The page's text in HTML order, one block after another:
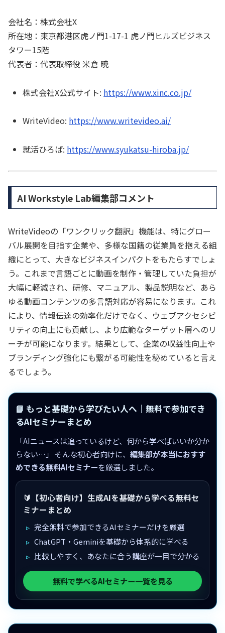
会社名：株式会社X
所在地：東京都港区虎ノ門1-17-1 虎ノ門ヒルズビジネス
タワー15階
代表者：代表取締役 米倉 暁
株式会社X公式サイト: https://www.xinc.co.jp/
WriteVideo: https://www.writevideo.ai/
就活ひろば: https://www.syukatsu-hiroba.jp/
AI Workstyle Lab編集部コメント
WriteVideoの「ワンクリック翻訳」機能は、特にグロー
バル展開を目指す企業や、多様な国籍の従業員を抱える組
織にとって、大きなビジネスインパクトをもたらすでしょ
う。これまで言語ごとに動画を制作・管理していた負担が
大幅に軽減され、研修、マニュアル、製品説明など、あら
ゆる動画コンテンツの多言語対応が容易になります。これ
により、情報伝達の効率化だけでなく、ウェブアクセシビ
リティの向上にも貢献し、より広範なターゲット層へのリ
ーチが可能になります。結果として、企業の収益性向上や
ブランディング強化にも繋がる可能性を秘めていると言え
るでしょう。
📘 もっと基礎から学びたい人へ｜無料で参加でき
るAIセミナーまとめ
「AIニュースは追っているけど、何から学べばいいか分か
らない…」 そんな初心者向けに、 編集部が本当におすす
めできる無料AIセミナーを厳選しました。
🔰【初心者向け】生成AIを基礎から学べる無料セ
ミナーまとめ
完全無料で参加できるAIセミナーだけを厳選
ChatGPT・Geminiを基礎から体系的に学べる
比較しやすく、あなたに合う講座が一目で分かる
無料で学べるAIセミナー一覧を見る